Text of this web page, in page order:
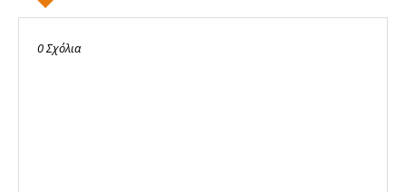
0 Σχόλια